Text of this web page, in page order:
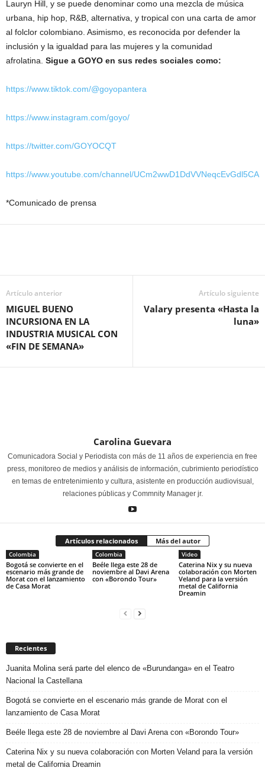
Lauryn Hill, y se puede denominar como una mezcla de música
urbana, hip hop, R&B, alternativa, y tropical con una carta de amor
al folclor colombiano. Asimismo, es reconocida por defender la
inclusión y la igualdad para las mujeres y la comunidad
afrolatina. Sigue a GOYO en sus redes sociales como:
https://www.tiktok.com/@goyopantera
https://www.instagram.com/goyo/
https://twitter.com/GOYOCQT
https://www.youtube.com/channel/UCm2wwD1DdVVNeqcEvGdl5CA
*Comunicado de prensa
Artículo anterior
MIGUEL BUENO
INCURSIONA EN LA
INDUSTRIA MUSICAL CON
«FIN DE SEMANA»
Artículo siguiente
Valary presenta «Hasta la
luna»
Carolina Guevara
Comunicadora Social y Periodista con más de 11 años de experiencia en free
press, monitoreo de medios y análisis de información, cubrimiento periodístico
en temas de entretenimiento y cultura, asistente en producción audiovisual,
relaciones públicas y Commnity Manager jr.
Artículos relacionados Más del autor
Colombia
Bogotá se convierte en el
escenario más grande de
Morat con el lanzamiento
de Casa Morat
Colombia
Beéle llega este 28 de
noviembre al Davi Arena
con «Borondo Tour»
Video
Caterina Nix y su nueva
colaboración con Morten
Veland para la versión
metal de California
Dreamin
Recientes
Juanita Molina será parte del elenco de «Burundanga» en el Teatro
Nacional la Castellana
Bogotá se convierte en el escenario más grande de Morat con el
lanzamiento de Casa Morat
Beéle llega este 28 de noviembre al Davi Arena con «Borondo Tour»
Caterina Nix y su nueva colaboración con Morten Veland para la versión
metal de California Dreamin